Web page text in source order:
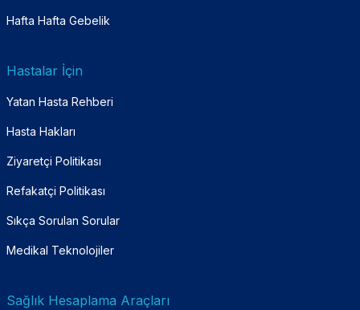
Hafta Hafta Gebelik
Hastalar İçin
Yatan Hasta Rehberi
Hasta Hakları
Ziyaretçi Politikası
Refakatçi Politikası
Sıkça Sorulan Sorular
Medikal Teknolojiler
Sağlık Hesaplama Araçları